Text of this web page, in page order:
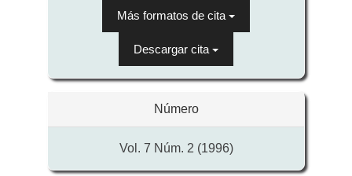
Más formatos de cita
Descargar cita
Número
Vol. 7 Núm. 2 (1996)